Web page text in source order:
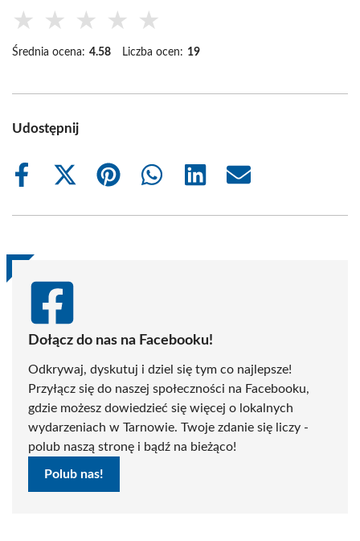
★ ★ ★ ★ ★
Średnia ocena: 4.58 Liczba ocen: 19
Udostępnij
Share
Share
(Twitter)
Share
Share
Share
Share
Dołącz do nas na Facebooku!
Odkrywaj, dyskutuj i dziel się tym co najlepsze!
Przyłącz się do naszej społeczności na Facebooku,
gdzie możesz dowiedzieć się więcej o lokalnych
wydarzeniach w Tarnowie. Twoje zdanie się liczy -
polub naszą stronę i bądź na bieżąco!
Polub nas!